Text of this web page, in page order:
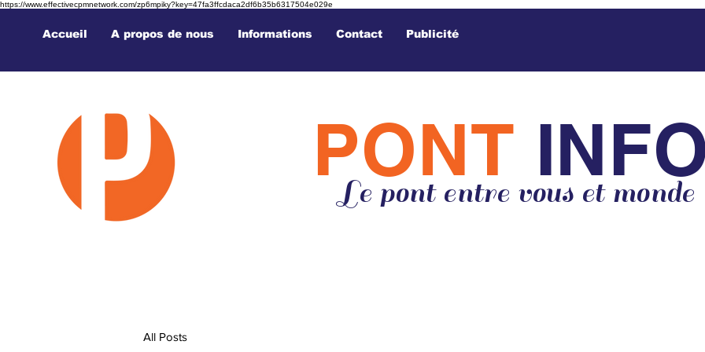
https://www.effectivecpmnetwork.com/zp6mpiky?key=47fa3ffcdaca2df6b35b6317504e029e
Accueil A propos de nous Informations Contact Publicité
PONT
Le pont entre vous et monde
All Posts